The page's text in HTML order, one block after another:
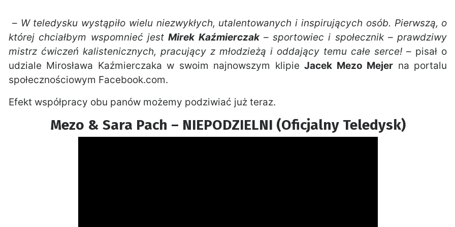
– W teledysku wystąpiło wielu niezwykłych, utalentowanych i inspirujących osób. Pierwszą, o
której chciałbym wspomnieć jestMirek Kaźmierczak– sportowiec i społecznik – prawdziwy
mistrz ćwiczeń kalistenicznych, pracujący z młodzieżą i oddający temu całe serce! – pisał o
udziale Mirosława Kaźmierczaka w swoim najnowszym klipieJacek Mezo Mejer na portalu
społecznościowym Facebook.com.
Efekt współpracy obu panów możemy podziwiać już teraz.
Mezo & Sara Pach – NIEPODZIELNI (Oficjalny Teledysk)